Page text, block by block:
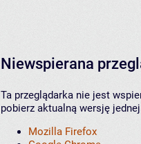
Niewspierana
Ta przeglądarka nie jest
pobierz aktualną wersję
Mozilla Firefox